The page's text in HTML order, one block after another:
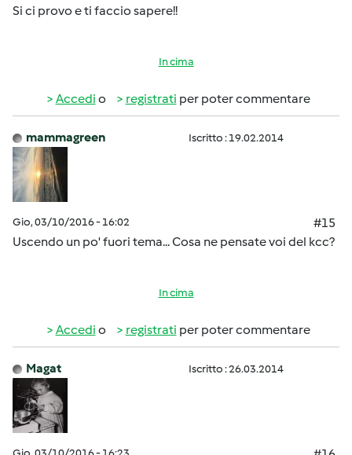
Si ci provo e ti faccio sapere!!
In cima
Accedi o registrati per poter commentare
mammagreen Iscritto : 19.02.2014
Gio, 03/10/2016 - 16:02
#15
Uscendo un po' fuori tema... Cosa ne pensate voi del kcc?
In cima
Accedi o registrati per poter commentare
Magat Iscritto : 26.03.2014